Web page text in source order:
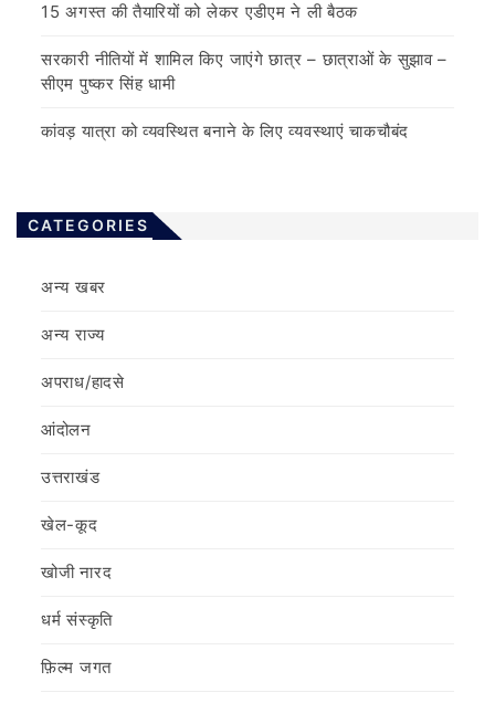
15 अगस्त की तैयारियों को लेकर एडीएम ने ली बैठक
सरकारी नीतियों में शामिल किए जाएंगे छात्र – छात्राओं के सुझाव –
सीएम पुष्कर सिंह धामी
कांवड़ यात्रा को व्यवस्थित बनाने के लिए व्यवस्थाएं चाकचौबंद
CATEGORIES
अन्य खबर
अन्य राज्य
अपराध/हादसे
आंदोलन
उत्तराखंड
खेल-कूद
खोजी नारद
धर्म संस्कृति
फ़िल्‍म जगत